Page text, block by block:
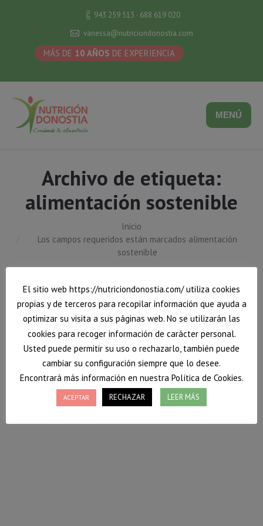
943 259 513 · 688 619 020
vanessa@nutriciondonostia.com
MÁS DE 10 AÑOS DE EXPERIENCIA
MENÚ
Archivo de etiqueta:
alimentación sostenible
Inicio
Los campos requeridos están marcados alimentación
sostenible
El sitio web https://nutriciondonostia.com/ utiliza cookies
propias y de terceros para recopilar información que ayuda a
optimizar su visita a sus páginas web. No se utilizarán las
cookies para recoger información de carácter personal.
Usted puede permitir su uso o rechazarlo, también puede
cambiar su configuración siempre que lo desee.
Encontrará más información en nuestra Política de Cookies.
ACEPTAR RECHAZAR LEER MÁS